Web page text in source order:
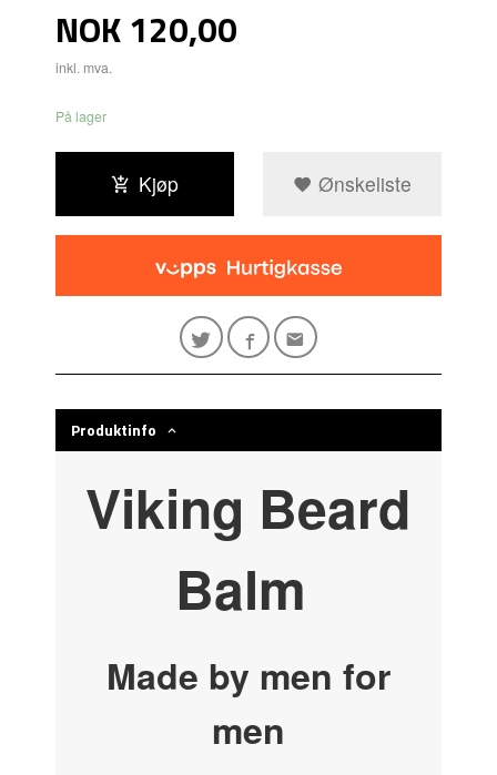
Pris
NOK120,00
inkl. mva.
På lager
Kjøp Ønskeliste
Produktinfo
Viking Beard
Balm
Made by men for
men